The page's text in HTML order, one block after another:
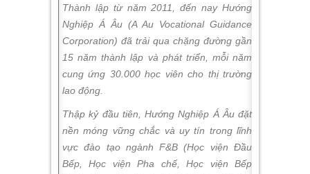
Thành lập từ năm 2011, đến nay Hướng
Nghiệp Á Âu (A Au Vocational Guidance
Corporation) đã trải qua chặng đường gần
15 năm thành lập và phát triển, mỗi năm
cung ứng 30.000 học viên cho thị trường
lao động.
Thập kỷ đầu tiên, Hướng Nghiệp Á Âu đặt
nền móng vững chắc và uy tín trong lĩnh
vực đào tạo ngành F&B (Học viện Đầu
Bếp, Học viện Pha chế, Học viện Bếp